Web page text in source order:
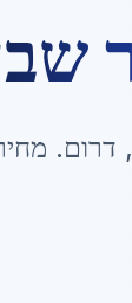
, דרום.